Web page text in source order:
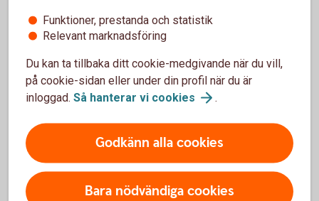
kan det innebära att riskförsäkringar som är kopplade till
försäkringen inte gäller när de behöver utnyttjas. Då riskerar
ni att betala premier för något ni inte kan använda fullt ut.
För att se detta innehåll behöver du först
godkänna cookies för Funktioner, prestanda
Inställningar för cookies
Funktioner, prestanda och statistik
Relevant marknadsföring
Du kan ta tillbaka ditt cookie-medgivande när du vill,
på cookie-sidan eller under din profil när du är
inloggad. Så hanterar vi cookies .
Godkänn alla cookies
Bara nödvändiga cookies